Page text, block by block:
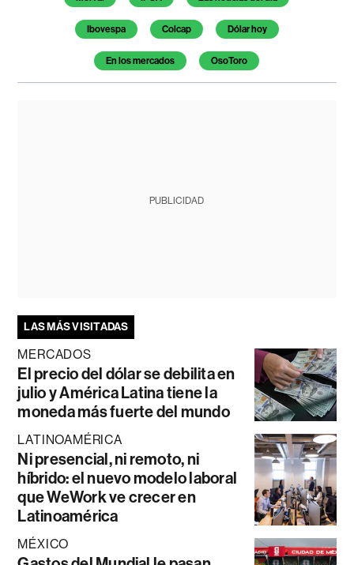
Ibovespa Colcap Dólar hoy
En los mercados OsoToro
PUBLICIDAD
LAS MÁS VISITADAS
MERCADOS
El precio del dólar se debilita en
julio y América Latina tiene la
moneda más fuerte del mundo
LATINOAMÉRICA
Ni presencial, ni remoto, ni
híbrido: el nuevo modelo laboral
que WeWork ve crecer en
Latinoamérica
MÉXICO